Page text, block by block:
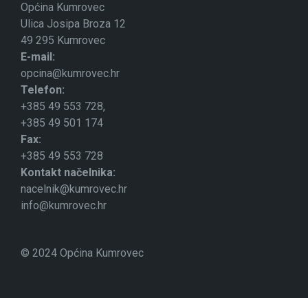
Općina Kumrovec
Ulica Josipa Broza 12
49 295 Kumrovec
E-mail:
opcina@kumrovec.hr
Telefon:
+385 49 553 728,
+385 49 501 174
Fax:
+385 49 553 728
Kontakt načelnika:
nacelnik@kumrovec.hr
info@kumrovec.hr
© 2024 Općina Kumrovec